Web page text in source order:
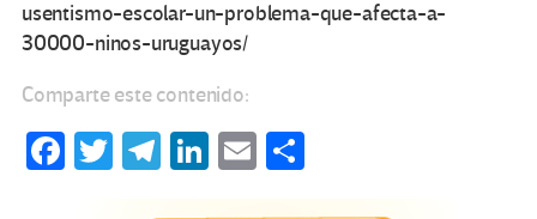
usentismo-escolar-un-problema-que-afecta-a-
30000-ninos-uruguayos/
Comparte este contenido:
Fa T
Te Li
E